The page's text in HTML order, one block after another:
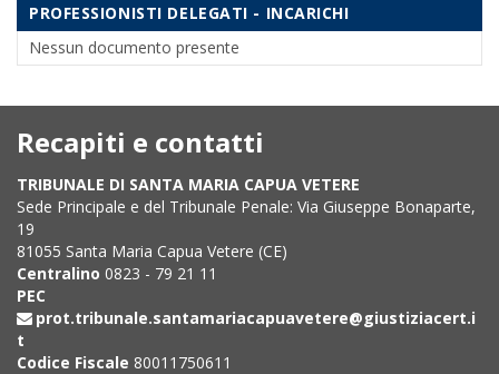
PROFESSIONISTI DELEGATI - INCARICHI
Nessun documento presente
Recapiti e contatti
TRIBUNALE DI SANTA MARIA CAPUA VETERE
Sede Principale e del Tribunale Penale: Via Giuseppe Bonaparte,
19
81055 Santa Maria Capua Vetere (CE)
Centralino 0823 - 79 21 11
PEC
prot.tribunale.santamariacapuavetere@giustiziacert.i
t
Codice Fiscale 80011750611